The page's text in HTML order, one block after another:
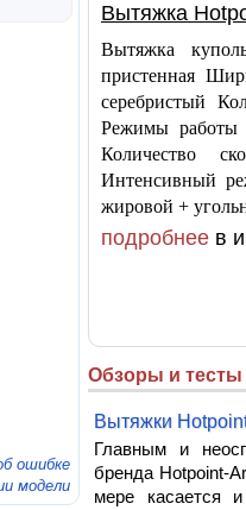
ошибке
модели
Вытяжка
Вытяжка
пристенная
серебристый
Режимы работы
Количество
Интенсивный
жировой +
подробнее в
Обзоры и тесты
Вытяжки
Главным и
бренда Hotpoint-
мере касается